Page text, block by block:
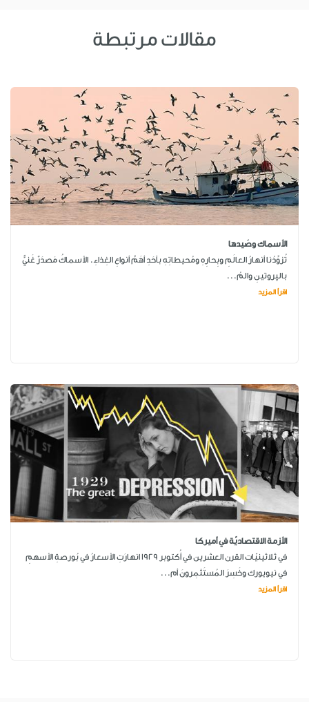
مقالات مرتبطة
الأسماك وصَيدها
تُزوِّدُنا أنهارُ العالَمِ وبِحارِهِ ومُحيطاتِهِ بأحَدِ أهَمِّ أنواعِ الغِذاءِ. الأسماكُ مَصدَرٌ غَنيٌّ
بالپروتينِ والمُ...
اقرأ المزيد
الأزمة الاقتصاديّة في أميركا
في ثلاثينيّات القرن العشرين في أُكتوبر 1929 انهارَتِ الأسعارُ في بُورصةِ الأسهمِ
في نيويورك وخَسِرَ المُستَثمِرونَ أم...
اقرأ المزيد